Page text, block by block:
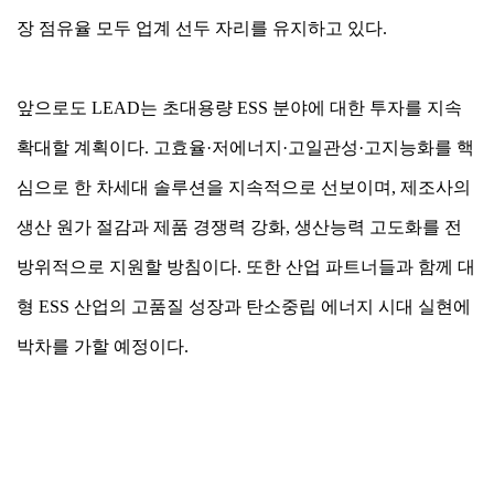
장 점유율 모두 업계 선두 자리를 유지하고 있다.
앞으로도 LEAD는 초대용량 ESS 분야에 대한 투자를 지속
확대할 계획이다. 고효율·저에너지·고일관성·고지능화를 핵
심으로 한 차세대 솔루션을 지속적으로 선보이며, 제조사의
생산 원가 절감과 제품 경쟁력 강화, 생산능력 고도화를 전
방위적으로 지원할 방침이다. 또한 산업 파트너들과 함께 대
형 ESS 산업의 고품질 성장과 탄소중립 에너지 시대 실현에
박차를 가할 예정이다.